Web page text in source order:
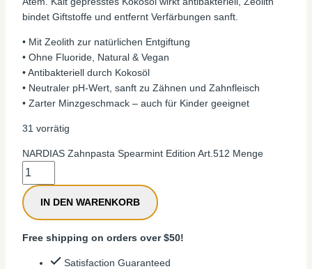
bindet Giftstoffe und entfernt Verfärbungen sanft.
• Mit Zeolith zur natürlichen Entgiftung
• Ohne Fluoride, Natural & Vegan
• Antibakteriell durch Kokosöl
• Neutraler pH-Wert, sanft zu Zähnen und Zahnfleisch
• Zarter Minzgeschmack – auch für Kinder geeignet
31 vorrätig
NARDIAS Zahnpasta Spearmint Edition Art.512 Menge
IN DEN WARENKORB
Free shipping on orders over $50!
Satisfaction Guaranteed